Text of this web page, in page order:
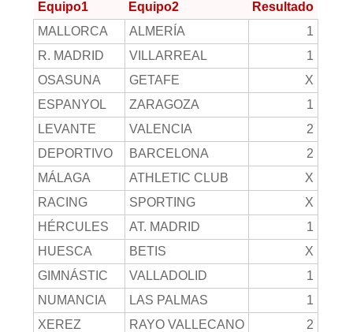
Equipo1 Equipo2
Resultado
MALLORCA
ALMERÍA
1
R. MADRID
VILLARREAL
1
OSASUNA
GETAFE
X
ESPANYOL
ZARAGOZA
1
LEVANTE
VALENCIA
2
DEPORTIVO
BARCELONA
2
MÁLAGA
ATHLETIC CLUB
X
RACING
SPORTING
X
HÉRCULES
AT. MADRID
1
HUESCA
BETIS
X
GIMNÁSTIC
VALLADOLID
1
NUMANCIA
LAS PALMAS
1
XEREZ
RAYO VALLECANO
2